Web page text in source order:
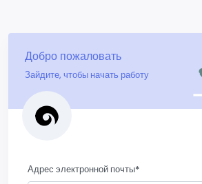
Добро пожаловать
Зайдите, чтобы начать работу
Адрес электронной почты*